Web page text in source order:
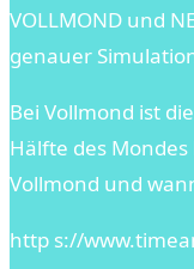
VOLLMOND und
genauer
Bei Vollmond ist
Hälfte des
Vollmond und
http s://